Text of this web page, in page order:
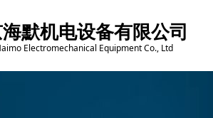
默机电设备有限公司
Electromechanical Equipment Co., Ltd